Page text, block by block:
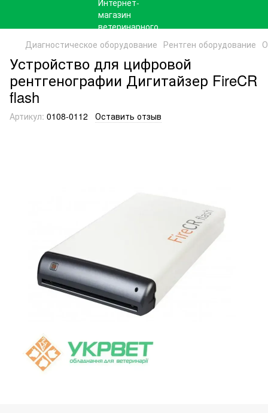
Диагностическое оборудование Рентген оборудование
Устройство для цифровой
рентгенографии Дигитайзер FireCR
flash
Артикул: 0108-0112 Оставить отзыв